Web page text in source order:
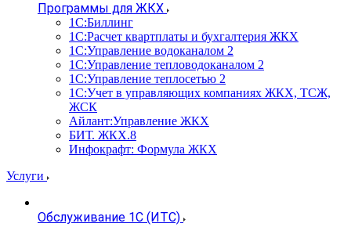
Программы для ЖКХ
1С:Биллинг
1С:Расчет квартплаты и бухгалтерия ЖКХ
1С:Управление водоканалом 2
1С:Управление тепловодоканалом 2
1С:Управление теплосетью 2
1С:Учет в управляющих компаниях ЖКХ, ТСЖ,
ЖСК
Айлант:Управление ЖКХ
БИТ. ЖКХ.8
Инфокрафт: Формула ЖКХ
Услуги
Обслуживание 1С (ИТС)